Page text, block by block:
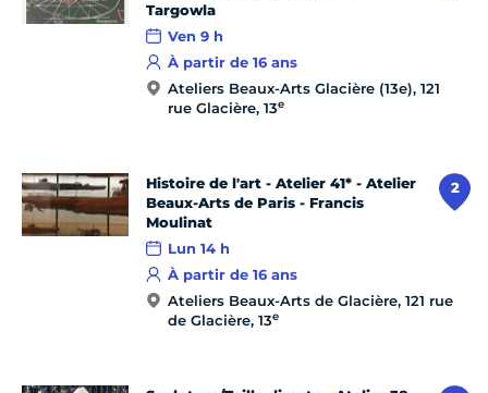
Targowla
Ven 9 h
À partir de 16 ans
Ateliers Beaux-Arts Glacière (13e), 121
rue Glacière, 13e
2
Histoire de l'art - Atelier 41* - Atelier
Beaux-Arts de Paris - Francis
Moulinat
Lun 14 h
À partir de 16 ans
Ateliers Beaux-Arts de Glacière, 121 rue
de Glacière, 13e